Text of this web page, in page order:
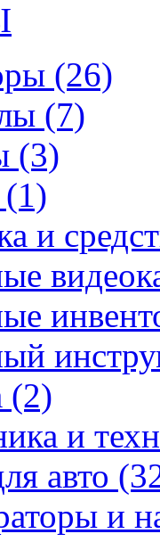
(26)
(7)
(3)
(1)
и
(2)
и
авто
и